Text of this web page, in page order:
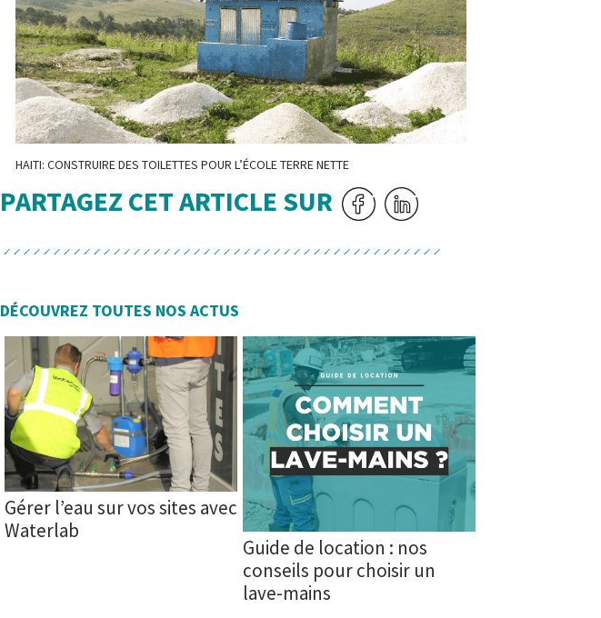
HAITI: CONSTRUIRE DES TOILETTES POUR L’ÉCOLE TERRE NETTE
PARTAGEZ CET ARTICLE SUR
DÉCOUVREZ TOUTES NOS ACTUS
Gérer l’eau sur vos sites avec
Waterlab
Guide de location : nos
conseils pour choisir un
lave-mains